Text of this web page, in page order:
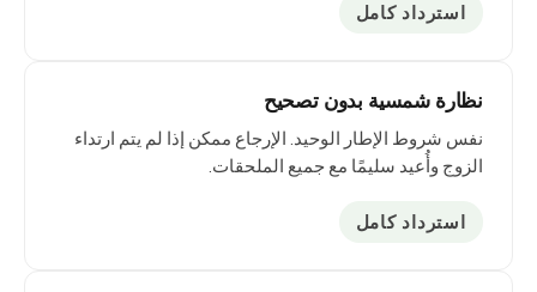
استرداد كامل
نظارة شمسية بدون تصحيح
نفس شروط الإطار الوحيد. الإرجاع ممكن إذا لم يتم ارتداء
الزوج وأُعيد سليمًا مع جميع الملحقات.
استرداد كامل